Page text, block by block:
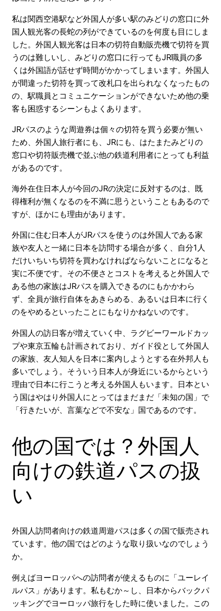
私は関西空港駅など外国人が多い駅のみどりの窓口に外
国人観光客の長蛇の列ができているのを何度も目にしま
した。外国人観光客は日本の切符自動販売機で切符を買
うのは難しいし、みどりの窓口に行ってもJR職員の多
くは外国語が話せず時間がかかってしまいます。外国人
が間違った切符を買って改札口を出られなくなったもの
の、駅職員とコミュニケーションができないため他の乗
客も困惑するシーンもよくあります。
JRパスのような周遊券は個々の切符を買う必要が無い
ため、外国人旅行者にも、JRにも、はたまたみどりの
窓口や切符販売機で並ぶ他の鉄道利用者にとっても利益
があるのです。
海外在住日本人が今回のJRの決定に反対するのは、既
得権利が無くなるのを不満に思うということもあるので
すが、ほかにも理由があります。
外国に住む日本人がJRパスを使うのは外国人である家
族や友人と一緒に日本を訪問する場合が多く、自分1人
だけいちいち切符を買わなければならないことになると
実に不便です。その不便さとコストを考えると外国人で
ある他の家族はJRパスを購入できるのにもかかわら
ず、全員が旅行自体をあきらめる、あるいは日本に行く
のをやめるといったことにもなりかねないのです。
外国人の訪日客が増えていく中、ラグビーワールドカッ
プや東京五輪も計画されており、ガイド役として外国人
の家族、友人知人を日本に案内しようとする在外邦人も
多いでしょう。そういう日本人が身近にいるからという
理由で日本に行こうと考える外国人もいます。日本とい
う国はやはり外国人にとってはまだまだ「未知の国」で
「行きたいが、言葉などで不安な」国であるのです。
他の国では？外国人
向けの鉄道パスの扱
い
外国人訪問者向けの鉄道周遊パスは多くの国で販売され
ています。他の国ではどのような取り扱いなのでしょう
か。
例えばヨーロッパへの訪問者が使えるものに「ユーレイ
ルパス」があります。私もむか～し、日本からバックパ
ッキングでヨーロッパ旅行をした時に使いました。この